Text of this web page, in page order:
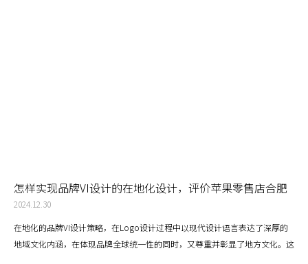
怎样实现品牌VI设计的在地化设计，评价苹果零售店合肥
店的logo设计的在地化品牌设计
2024.12.30
在地化的品牌VI设计策略，在Logo设计过程中以现代设计语言表达了深厚的
地域文化内涵，在体现品牌全球统一性的同时，又尊重并彰显了地方文化。这